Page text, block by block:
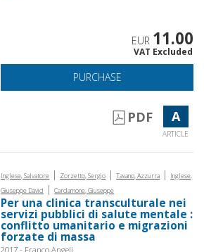
EUR 11.00
VAT Excluded
PURCHASE
PDF A
ARTICLE
Inglese, Salvatore | Zorzetto, Sergio | Tavano, Azzurra |
Inglese,
Giuseppe David
| Cardamone, Giuseppe
Per una clinica transculturale nei
servizi pubblici di salute mentale :
conflitto umanitario e migrazioni
forzate di massa
2017 - Franco Angeli